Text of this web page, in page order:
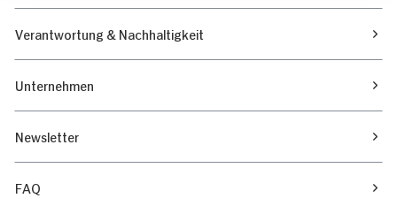
Verantwortung & Nachhaltigkeit
Unternehmen
Newsletter
FAQ